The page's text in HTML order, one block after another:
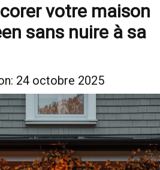
votre maison
sans nuire à sa
24 octobre 2025